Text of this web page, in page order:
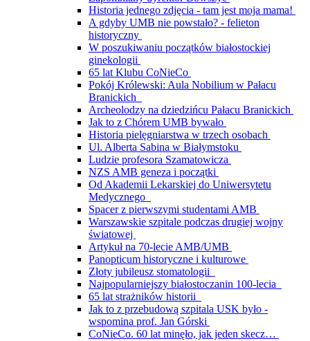
Historia jednego zdjęcia - tam jest moja mama!
A gdyby UMB nie powstało? - felieton
historyczny
W poszukiwaniu początków białostockiej
ginekologii
65 lat Klubu CoNieCo
Pokój Królewski: Aula Nobilium w Pałacu
Branickich
Archeolodzy na dziedzińcu Pałacu Branickich
Jak to z Chórem UMB bywało
Historia pielęgniarstwa w trzech osobach
Ul. Alberta Sabina w Białymstoku
Ludzie profesora Szamatowicza
NZS AMB geneza i początki
Od Akademii Lekarskiej do Uniwersytetu
Medycznego
Spacer z pierwszymi studentami AMB
Warszawskie szpitale podczas drugiej wojny
światowej
Artykuł na 70-lecie AMB/UMB
Panopticum historyczne i kulturowe
Złoty jubileusz stomatologii
Najpopularniejszy białostoczanin 100-lecia
65 lat strażników historii
Jak to z przebudową szpitala USK było -
wspomina prof. Jan Górski
CoNieCo. 60 lat minęło, jak jeden skecz…